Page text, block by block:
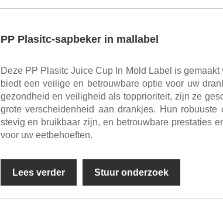
PP Plasitc-sapbeker in mallabel
Deze PP Plasitc Juice Cup In Mold Label is
biedt een veilige en betrouwbare optie voor uw
gezondheid en veiligheid als topprioriteit, zijn ze
grote verscheidenheid aan drankjes. Hun robuuste
stevig en bruikbaar zijn, en betrouwbare prestaties
voor uw eetbehoeften.
Lees verder Stuur onderzoek